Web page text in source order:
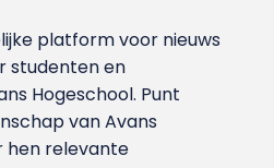
platform voor nieuws
studenten en
Hoge­school. Punt
van Avans
hen relevante